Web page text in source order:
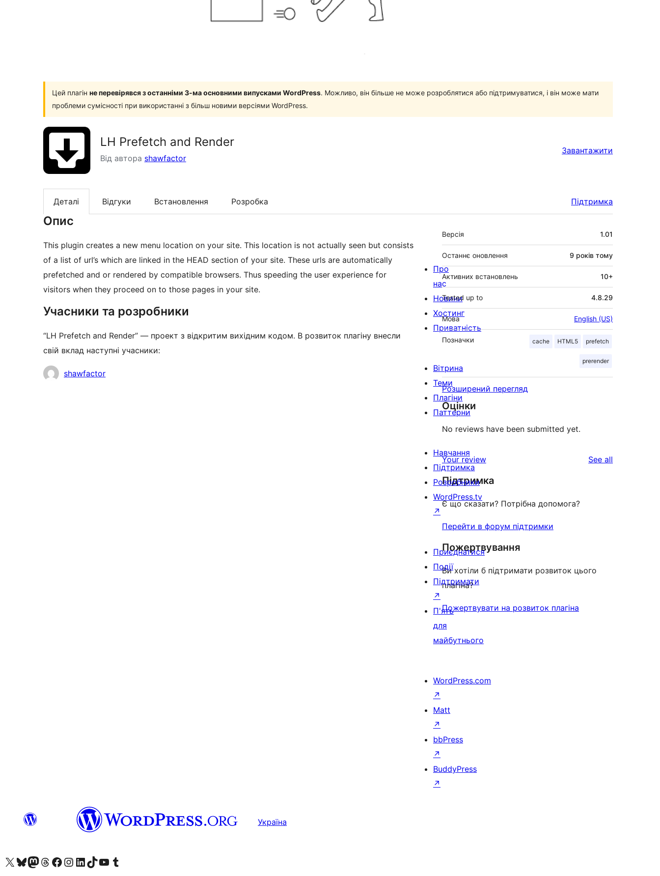
Цей плагін не перевірявся з останніми 3-ма основними випусками WordPress. Можливо, він більше не може розроблятися або підтримуватися, і він може мати
проблеми сумісності при використанні з більш новими версіями WordPress.
LH Prefetch and Render
Від автора shawfactor
Завантажити
Деталі Відгуки Встановлення Розробка Підтримка
Опис
This plugin creates a new menu location on your site. This location is not actually seen but consists
of a list of url’s which are linked in the HEAD section of your site. These urls are automatically
prefetched and or rendered by compatible browsers. Thus speeding the user experience for
visitors when they proceed on to those pages in your site.
Учасники та розробники
“LH Prefetch and Render” — проект з відкритим вихідним кодом. В розвиток плагіну внесли
свій вклад наступні учасники:
Учасникиshawfactor
Мета
Версія 1.01
Останнє оновлення 9 років тому
Активних встановлень 10+
Tested up to 4.8.29
Мова English (US)
Позначки cache HTML5 prefetch
prerender
Розширений перегляд
Оцінки
No reviews have been submitted yet.
Your review See all
Підтримка
Є що сказати? Потрібна допомога?
Перейти в форум підтримки
Пожертвування
Ви хотіли б підтримати розвиток цього
плагіна?
Пожертвувати на розвиток плагіна
Про
нас
Новини
Хостинг
Приватність
Вітрина
Теми
Плагіни
Паттерни
Навчання
Підтримка
Розробники
WordPress.tv
↗
Приєднатися
Події
Підтримати
↗
П'ять
для
майбутнього
WordPress.com
↗
Matt
↗
bbPress
↗
BuddyPress
↗
Україна
Visit our X (formerly Twitter) account
Visit our Bluesky account
Завітайте до нашої стрічки в Mastodon
Visit our Threads account
Завітайте на нашу сторінку в Facebook
Visit our Instagram account
Visit our LinkedIn account
Visit our TikTok account
Visit our YouTube channel
Visit our Tumblr account